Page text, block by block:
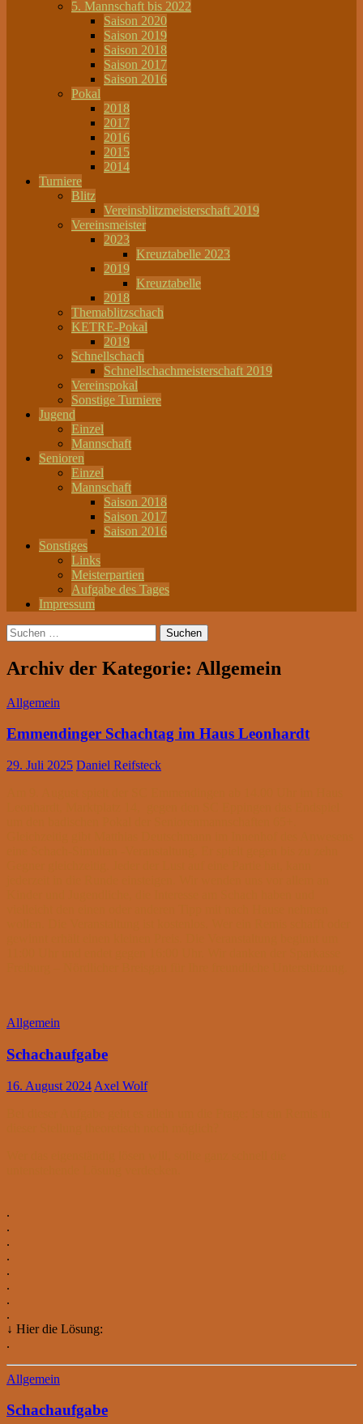
5. Mannschaft bis 2022
Saison 2020
Saison 2019
Saison 2018
Saison 2017
Saison 2016
Pokal
2018
2017
2016
2015
2014
Turniere
Blitz
Vereinsblitzmeisterschaft 2019
Vereinsmeister
2023
Kreuztabelle 2023
2019
Kreuztabelle
2018
Themablitzschach
KETRE-Pokal
2019
Schnellschach
Schnellschachmeisterschaft 2019
Vereinspokal
Sonstige Turniere
Jugend
Einzel
Mannschaft
Senioren
Einzel
Mannschaft
Saison 2018
Saison 2017
Saison 2016
Sonstiges
Links
Meisterpartien
Aufgabe des Tages
Impressum
Suchen
nach:
Archiv der Kategorie: Allgemein
Allgemein
Emmendinger Schachtag im Haus Leonhardt
29. Juli 2025 Daniel Reifsteck
Allgemein
Schachaufgabe
16. August 2024 Axel Wolf
.
.
.
.
.
.
.
.
↓ Hier die Lösung:
.
Allgemein
Schachaufgabe